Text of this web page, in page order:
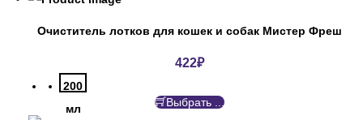
Очиститель лотков для кошек и собак Мистер Фреш
422₽
200
мл
Выбрать ...